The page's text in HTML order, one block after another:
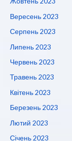
Вересень 2023
Серпень 2023
Липень 2023
Червень 2023
Травень 2023
Квітень 2023
Березень 2023
Лютий 2023
Січень 2023